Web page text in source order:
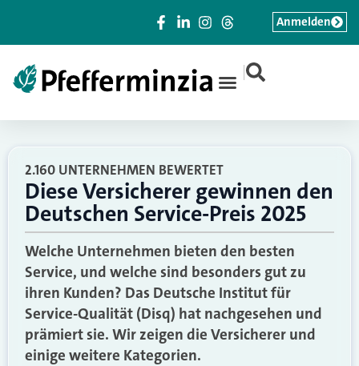
|
Anmelden
2.160 UNTERNEHMEN BEWERTET
Diese Versicherer gewinnen den
Deutschen Service-Preis 2025
Welche Unternehmen bieten den besten
Service, und welche sind besonders gut zu
ihren Kunden? Das Deutsche Institut für
Service-Qualität (Disq) hat nachgesehen und
prämiert sie. Wir zeigen die Versicherer und
einige weitere Kategorien.